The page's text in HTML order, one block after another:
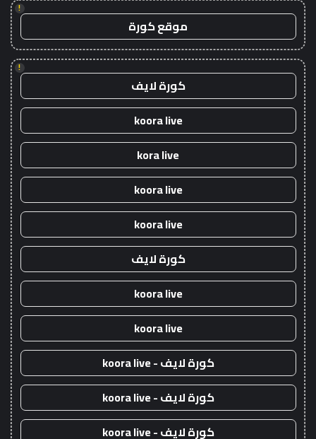
!
موقع كورة
!
كورة لايف
koora live
kora live
koora live
koora live
كورة لايف
koora live
koora live
كورة لايف - koora live
كورة لايف - koora live
كورة لايف - koora live